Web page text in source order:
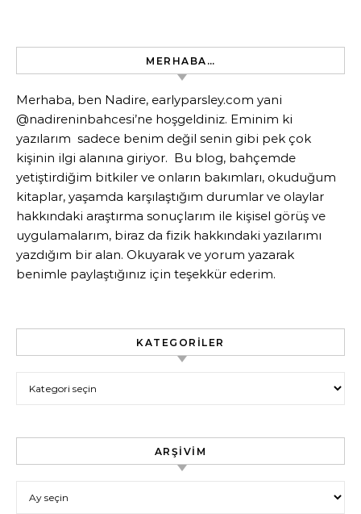
MERHABA…
Merhaba, ben Nadire, earlyparsley.com yani
@nadireninbahcesi’ne hoşgeldiniz. Eminim ki
yazılarım sadece benim değil senin gibi pek çok
kişinin ilgi alanına giriyor. Bu blog, bahçemde
yetiştirdiğim bitkiler ve onların bakımları, okuduğum
kitaplar, yaşamda karşılaştığım durumlar ve olaylar
hakkındaki araştırma sonuçlarım ile kişisel görüş ve
uygulamalarım, biraz da fizik hakkındaki yazılarımı
yazdığım bir alan. Okuyarak ve yorum yazarak
benimle paylaştığınız için teşekkür ederim.
KATEGORILER
ARŞIVIM